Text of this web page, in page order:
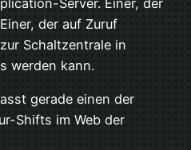
der auf Zuruf
Schaltzentrale in
werden kann.
gerade einen der
Shifts im Web der